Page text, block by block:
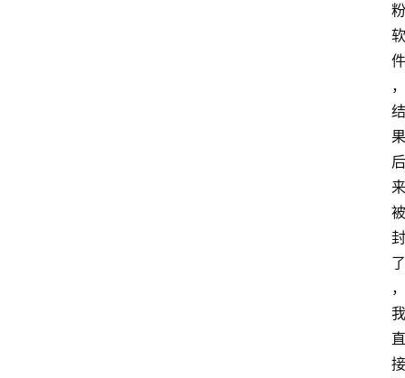
粉
软
件
，
结
果
后
来
被
封
了
，
我
直
接